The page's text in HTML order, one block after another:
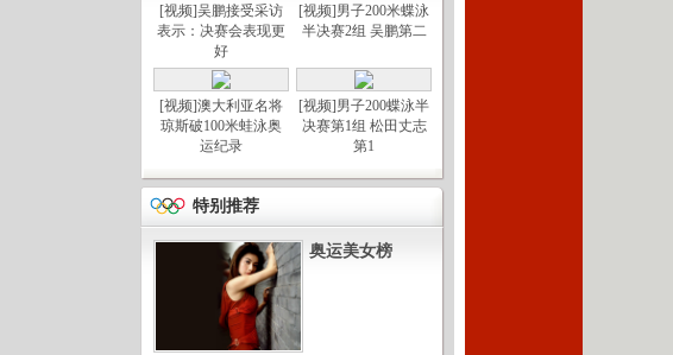
[视频]吴鹏接受采访
表示：决赛会表现更
好
[视频]男子200米蝶泳
半决赛2组 吴鹏第二
[视频]澳大利亚名将
琼斯破100米蛙泳奥
运纪录
[视频]男子200蝶泳半
决赛第1组 松田丈志
第1
特别推荐
奥运美女榜